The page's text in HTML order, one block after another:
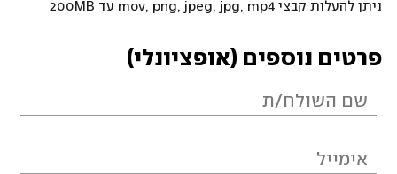
ניתן להעלות קבצי mov, png, jpeg, jpg, mp4 עד 200MB
פרטים נוספים (אופציונלי)